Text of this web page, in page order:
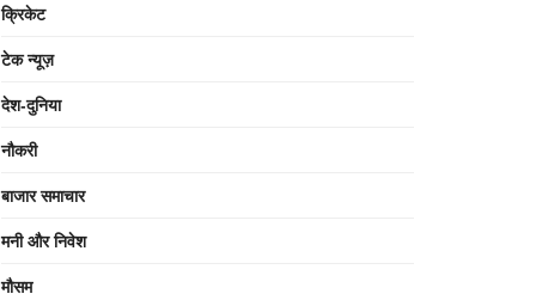
क्रिकेट
टेक न्यूज़
देश-दुनिया
नौकरी
बाजार समाचार
मनी और निवेश
मौसम